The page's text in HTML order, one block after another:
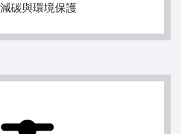
碳與環境保護